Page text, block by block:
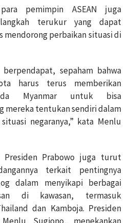
pemimpin ASEAN juga
langkah terukur yang dapat
perbaikan situasi di
sepaham bahwa
harus terus memberikan
Myanmar untuk bisa
mereka tentukan sendiri dalam
negaranya,” kata Menlu
Presiden Prabowo juga turut
terkait pentingnya
dalam menyikapi berbagai
di kawasan, termasuk
dan Kamboja. Presiden
Sugiono, menekankan